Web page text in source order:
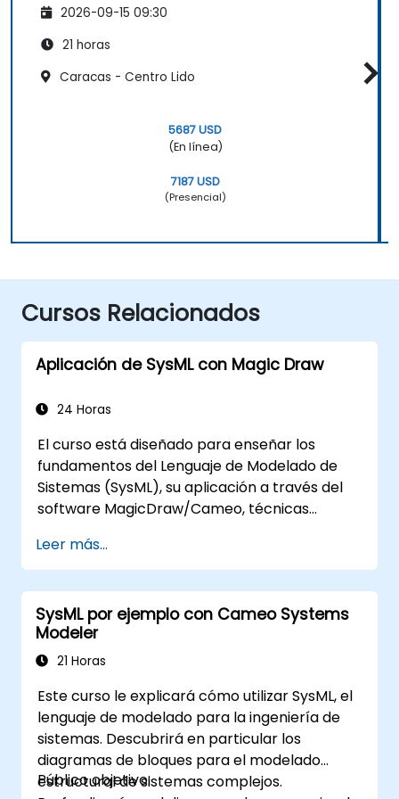
2026-09-15 09:30
21 horas
Caracas - Centro Lido
5687 USD
(En línea)
7187 USD
(Presencial)
Cursos Relacionados
Aplicación de SysML con Magic Draw
24 Horas
El curso está diseñado para enseñar los
fundamentos del Lenguaje de Modelado de
Sistemas (SysML), su aplicación a través del
software MagicDraw/Cameo, técnicas
Sistemas Basada en Modelos (MBSE) y
mejores prácticas en MBSE.
Leer más...
SysML por ejemplo con Cameo Systems
Modeler
21 Horas
Este curso le explicará cómo utilizar SysML, el
lenguaje de modelado para la ingeniería de
sistemas. Descubrirá en particular los
diagramas de bloques para el modelado
estructural de sistemas complejos.
Público objetivo: